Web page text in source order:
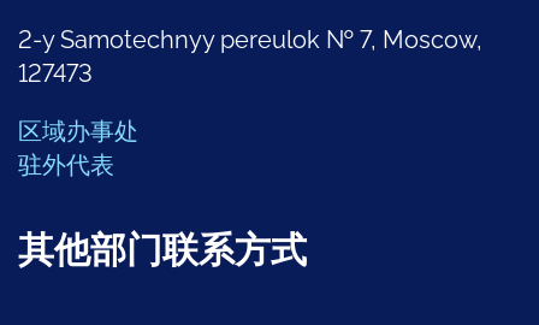
2-y Samotechnyy pereulok № 7, Moscow,
127473
区域办事处
驻外代表
其他部门联系方式